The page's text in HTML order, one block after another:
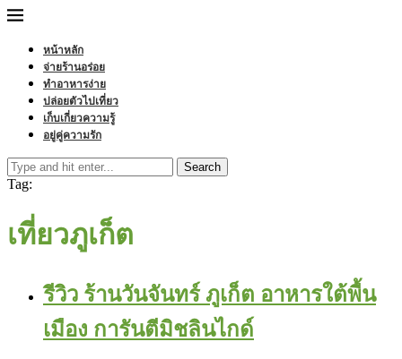
หน้าหลัก
จ่ายร้านอร่อย
ทำอาหารง่าย
ปล่อยตัวไปเที่ยว
เก็บเกี่ยวความรู้
อยู่คู่ความรัก
Search
Tag:
เที่ยวภูเก็ต
รีวิว ร้านวันจันทร์ ภูเก็ต อาหารใต้พื้น
เมือง การันตีมิชลินไกด์